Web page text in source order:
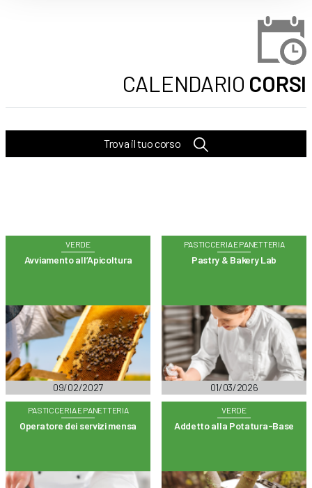
CALENDARIO CORSI
Trova il tuo corso
VERDE
Avviamento all’Apicoltura
09/02/2027
PASTICCERIA E PANETTERIA
Pastry & Bakery Lab
01/03/2026
PASTICCERIA E PANETTERIA
Operatore dei servizi mensa
VERDE
Addetto alla Potatura-Base